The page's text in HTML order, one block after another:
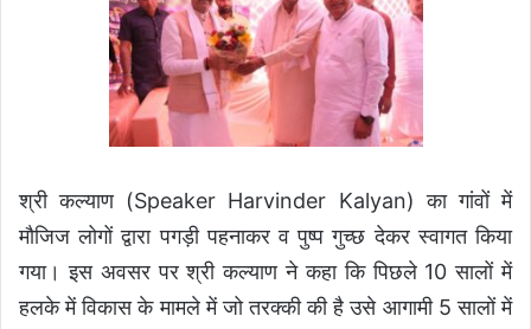
श्री कल्याण (Speaker Harvinder Kalyan) का गांवों में
मौजिज लोगों द्वारा पगड़ी पहनाकर व पुष्प गुच्छ देकर स्वागत किया
गया। इस अवसर पर श्री कल्याण ने कहा कि पिछले 10 सालों में
हलके में विकास के मामले में जो तरक्की की है उसे आगामी 5 सालों में